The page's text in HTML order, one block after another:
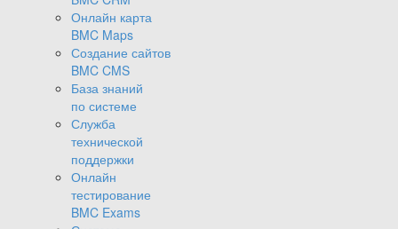
Онлайн карта
BMC Maps
Создание сайтов
BMC CMS
База знаний
по системе
Служба
технической
поддержки
Онлайн
тестирование
BMC Exams